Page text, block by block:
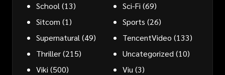
School (13) Sci-Fi (69)
Sitcom (1) Sports (26)
Supernatural (49) TencentVideo (133)
Thriller(215) Uncategorized (10)
Viki (500) Viu (3)